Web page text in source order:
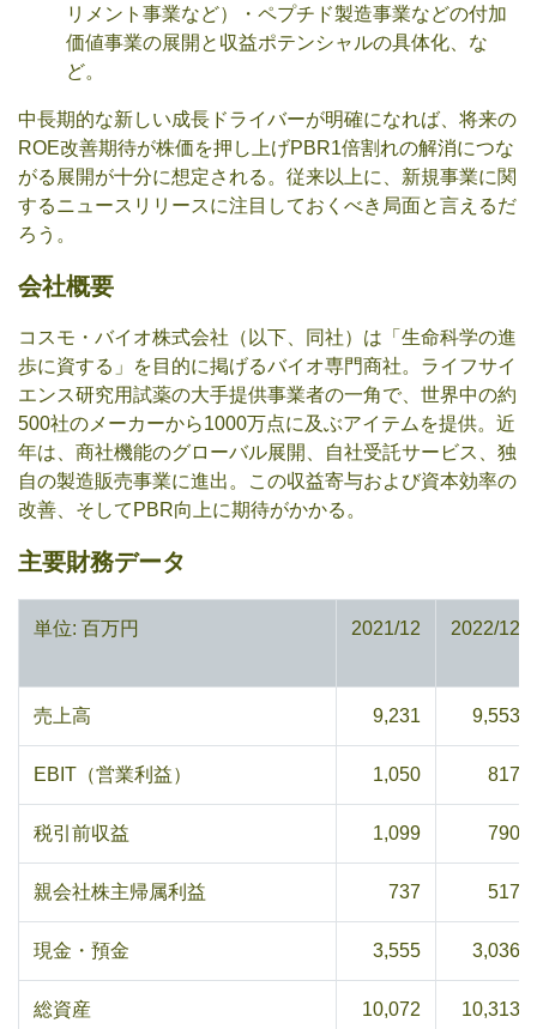
リメント事業など）・ペプチド製造事業などの付加
価値事業の展開と収益ポテンシャルの具体化、な
ど。
中長期的な新しい成長ドライバーが明確になれば、将来の
ROE改善期待が株価を押し上げPBR1倍割れの解消につな
がる展開が十分に想定される。従来以上に、新規事業に関
するニュースリリースに注目しておくべき局面と言えるだ
ろう。
会社概要
コスモ・バイオ株式会社（以下、同社）は「生命科学の進
歩に資する」を目的に掲げるバイオ専門商社。ライフサイ
エンス研究用試薬の大手提供事業者の一角で、世界中の約
500社のメーカーから1000万点に及ぶアイテムを提供。近
年は、商社機能のグローバル展開、自社受託サービス、独
自の製造販売事業に進出。この収益寄与および資本効率の
改善、そしてPBR向上に期待がかかる。
主要財務データ
単位: 百万円 2021/12 2022/12
売上高 9,231 9,553
EBIT（営業利益） 1,050 817
税引前収益 1,099 790
親会社株主帰属利益 737 517
現金・預金 3,555 3,036
総資産 10,072 10,313